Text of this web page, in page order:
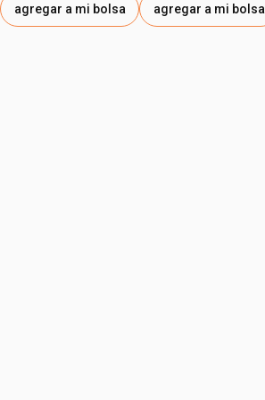
agregar a mi bolsa agregar a mi bolsa